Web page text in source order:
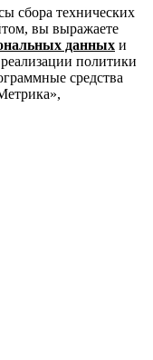
сбора технических
вы выражаете
данных и
политики
средства